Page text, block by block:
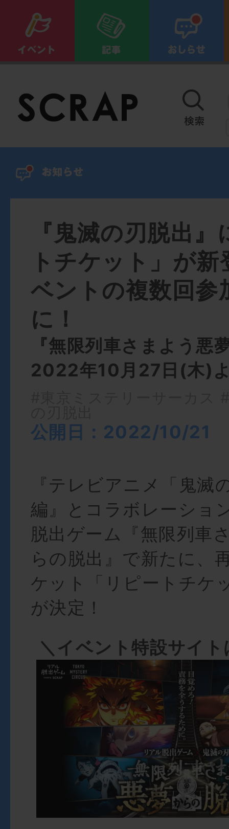
『鬼滅の刃脱出
トチケット」が新
ベントの複数回参
に！
『無限列車さまよう悪
2022年10月27日(木)
公開日：2022/10/21
『テレビアニメ「鬼滅
編』とコラボレーショ
脱出ゲーム『無限列車
らの脱出』で新たに、
ケット「リピートチケ
が決定！
＼イベント特設サイト